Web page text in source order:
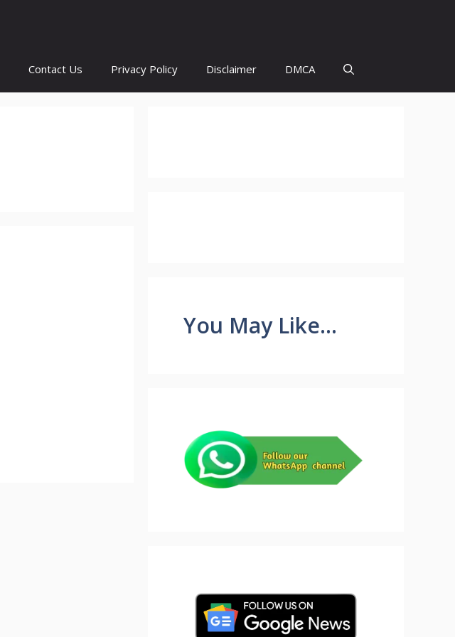
Contact Us Privacy Policy Disclaimer DMCA
You May Like...